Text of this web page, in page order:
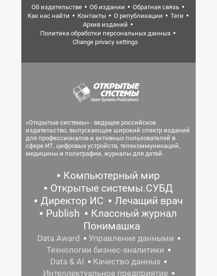
Об издательстве Об издании
Обратная связь
Как нас найти
Контакты О републикации
Теги
Архив изданий
Политика обработки персональных данных
Change privacy settings
«Открытые системы» - ведущее российское
издательство, выпускающее широкий спектр изданий
для профессионалов и активных пользователей в
сфере ИТ, цифровых устройств, телекоммуникаций,
медицины и полиграфии, журналы для детей.
Компьютерный мир
Открытые системы.СУБД
Директор ИС
Лечащий врач
Publish
Классный журнал
Понимашка
Data Award
Управление данными
Технологии бизнес-аналитики
Data & AI
Качество данных
Интеллектуальное предприятие